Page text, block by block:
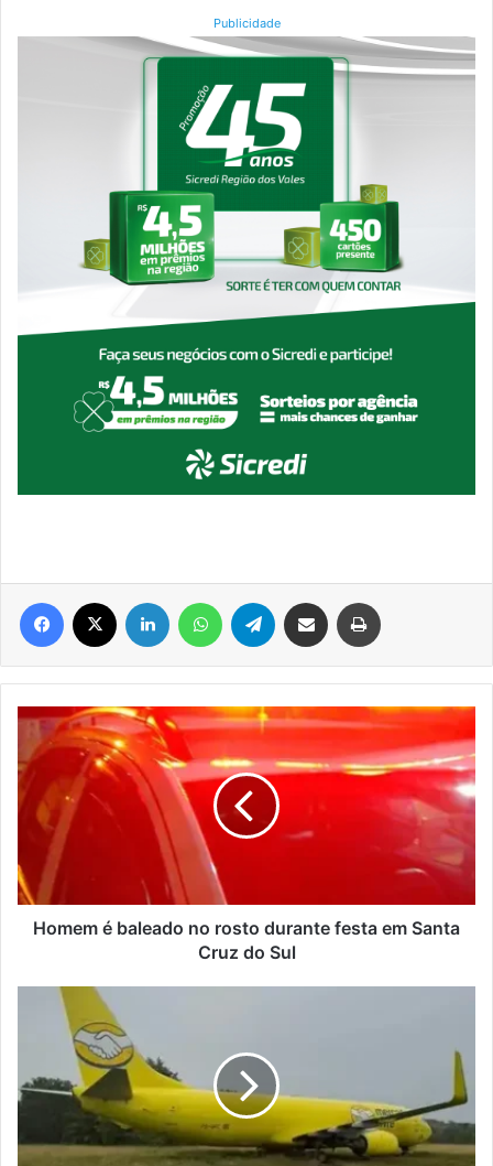
Publicidade
Facebook Linkedin WhatsAppTelegram Compartilhar via e-mail
Homem
baleado
no
rosto
durante
festa
em
Santa
Cruz
Homem é baleado no rosto durante festa em Santa
Cruz do Sul
Mercado
da